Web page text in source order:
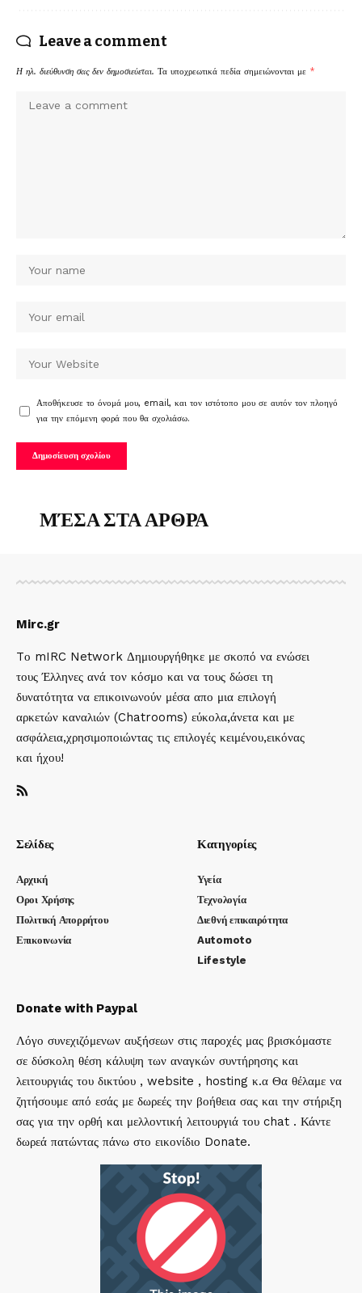
Leave a comment
Η ηλ. διεύθυνση σας δεν δημοσιεύεται. Τα υποχρεωτικά πεδία σημειώνονται με *
Αποθήκευσε το όνομά μου, email, και τον ιστότοπο μου σε αυτόν τον πλοηγό
για την επόμενη φορά που θα σχολιάσω.
ΜΈΣΑ ΣΤΑ ΑΡΘΡΑ
Mirc.gr
Tο mIRC Network Δημιουργήθηκε με σκοπό να ενώσει
τους Έλληνες ανά τον κόσμο και να τους δώσει τη
δυνατότητα να επικοινωνούν μέσα απο μια επιλογή
αρκετών καναλιών (Chatrooms) εύκολα,άνετα και με
ασφάλεια,χρησιμοποιώντας τις επιλογές κειμένου,εικόνας
και ήχου!
Σελίδες
Αρχική
Οροι Χρήσης
Πολιτική Απορρήτου
Επικοινωνία
Κατηγορίες
Υγεία
Τεχνολογία
Διεθνή επικαιρότητα
Automoto
Lifestyle
Donate with Paypal
Λόγο συνεχιζόμενων αυξήσεων στις παροχές μας βρισκόμαστε
σε δύσκολη θέση κάλυψη των αναγκών συντήρησης και
λειτουργιάς του δικτύου , website , hosting κ.α Θα θέλαμε να
ζητήσουμε από εσάς με δωρεές την βοήθεια σας και την στήριξη
σας για την ορθή και μελλοντική λειτουργιά του chat . Κάντε
δωρεά πατώντας πάνω στο εικονίδιο Donate.